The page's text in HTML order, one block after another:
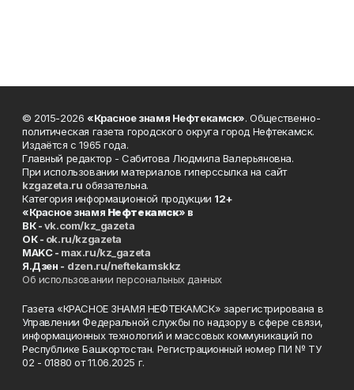
© 2015-2026 «Красное знамя Нефтекамск». Общественно-
политическая газета городского округа город Нефтекамск.
Издаётся с 1965 года.
Главный редактор - Сабитова Людмила Валерьяновна.
При использовании материалов гиперссылка на сайт
kzgazeta.ru обязательна.
Категория информационной продукции 12+
«Красное знамя Нефтекамск» в
ВК -vk.com/kz_gazeta
ОК - ok.ru/kzgazeta
MAKC - max.ru/kz_gazeta
Я.Дзен - dzen.ru/neftekamskkz
Об использовании персональных данных
Газета «КРАСНОЕ ЗНАМЯ НЕФТЕКАМСК» зарегистрирована в
Управлении Федеральной службы по надзору в сфере связи,
информационных технологий и массовых коммуникаций по
Республике Башкортостан. Регистрационный номер ПИ № ТУ
02 - 01880 от 11.06.2025 г.